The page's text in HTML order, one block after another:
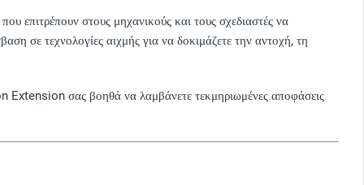
επιτρέπουν στους μηχανικούς και τους σχεδιαστές να
σε τεχνολογίες αιχμής για να δοκιμάζετε την αντοχή, τη
Extension σας βοηθά να λαμβάνετε τεκμηριωμένες αποφάσεις